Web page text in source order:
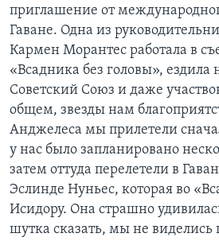
приглашение от
Гаване. Одна из
Кармен Морантес работала в
«Всадника без головы», ездила
Советский Союз и даже
общем, звезды нам
Анджелеса мы прилетели
у нас было запланировано
затем оттуда перелетели в
Эслинде Нуньес, которая во
Исидору. Она страшно
шутка сказать, мы не виделись